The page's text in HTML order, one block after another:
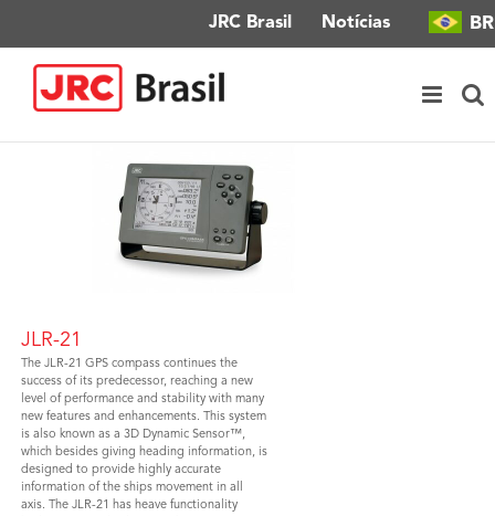
conteúdo
JRC Brasil Notícias BR
JLR-21
The JLR-21 GPS compass continues the
success of its predecessor, reaching a new
level of performance and stability with many
new features and enhancements. This system
is also known as a 3D Dynamic Sensor™,
which besides giving heading information, is
designed to provide highly accurate
information of the ships movement in all
axis. The JLR-21 has heave functionality